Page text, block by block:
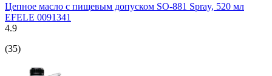
Цепное масло с пищевым допуском SO-881 Spray, 520 мл
EFELE 0091341
4.9
(35)